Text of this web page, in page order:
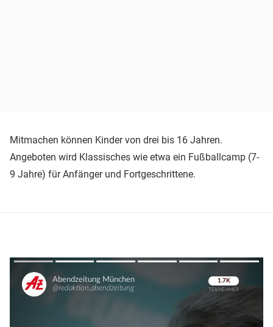
Mitmachen können Kinder von drei bis 16 Jahren.
Angeboten wird Klassisches wie etwa ein Fußballcamp (7-
9 Jahre) für Anfänger und Fortgeschrittene.
Überspringen